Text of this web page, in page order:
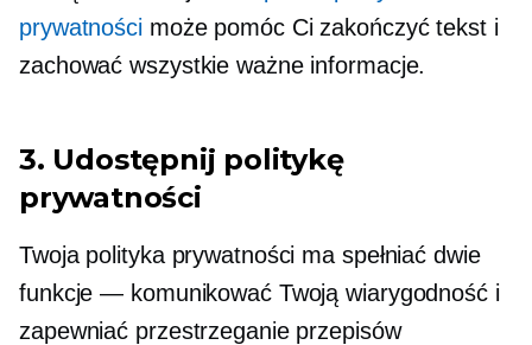
prywatnościmoże pomóc Ci zakończyć tekst i
zachować wszystkie ważne informacje.
3. Udostępnij politykę
prywatności
Twoja polityka prywatności ma spełniać dwie
funkcje — komunikować Twoją wiarygodność i
zapewniać przestrzeganie przepisów